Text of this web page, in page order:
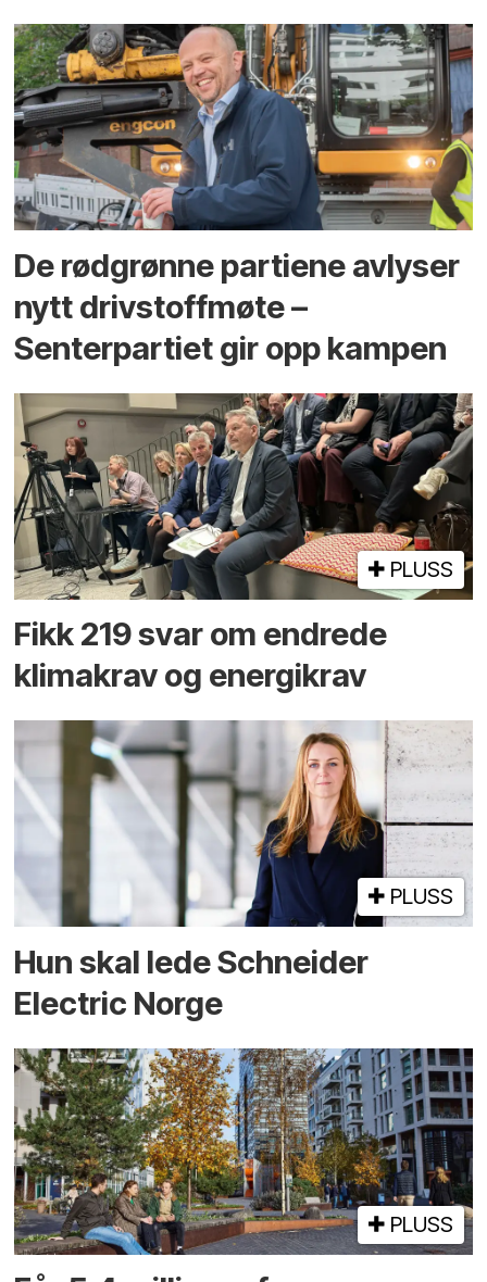
De rødgrønne partiene avlyser
nytt drivstoffmøte –
Senterpartiet gir opp kampen
PLUSS
Fikk 219 svar om endrede
klimakrav og energikrav
PLUSS
Hun skal lede Schneider
Electric Norge
PLUSS